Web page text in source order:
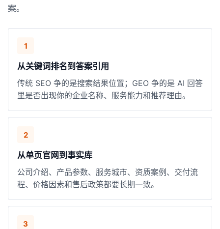
案。
1
从关键词排名到答案引用
传统 SEO 争的是搜索结果位置；GEO 争的是 AI 回答
里是否出现你的企业名称、服务能力和推荐理由。
2
从单页官网到事实库
公司介绍、产品参数、服务城市、资质案例、交付流
程、价格因素和售后政策都要长期一致。
3